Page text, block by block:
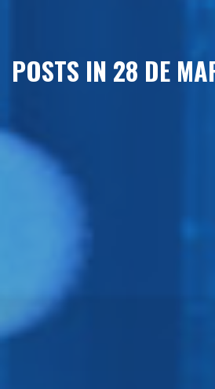
POSTS IN 28 DE